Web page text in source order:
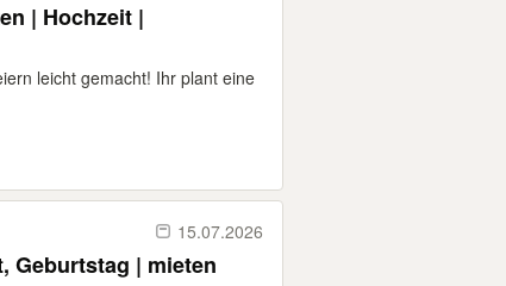
| Hochzeit |
leicht gemacht! Ihr plant eine
15.07.2026
Geburtstag | mieten